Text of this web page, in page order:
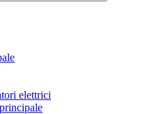
elettrici